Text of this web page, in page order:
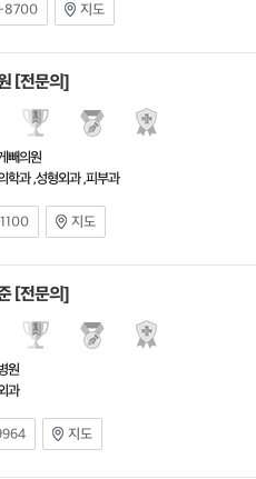
8700 지도
[전문의]
빼의원
학과 ,성형외과 ,피부과
지도
[전문의]
원
과
지도